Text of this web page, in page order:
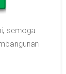
semoga